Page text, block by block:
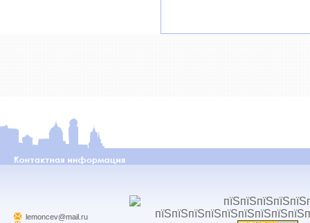
lemoncev@mail.ru